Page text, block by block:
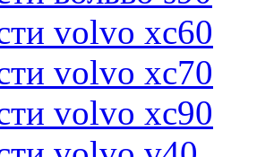
volvo xc60
volvo xc70
volvo xc90